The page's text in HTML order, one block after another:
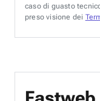
caso di guasto
preso visione dei